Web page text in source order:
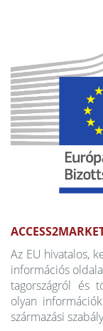
Az EU hivatalos,
információs
tagországról és
olyan
származási